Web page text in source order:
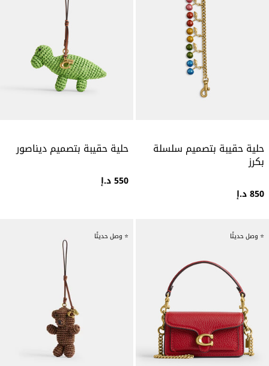
حلية حقيبة بتصميم سلسلة
بكرز
850 د.إ
حلية حقيبة بتصميم ديناصور
550 د.إ
⭐ وصل حديثًا ⭐ وصل حديثًا